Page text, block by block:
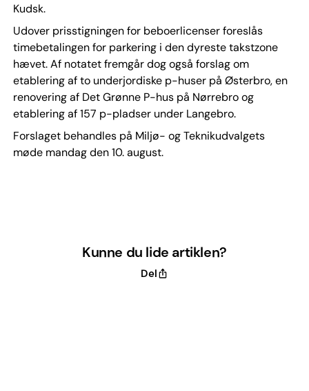
Kudsk.
Udover prisstigningen for beboerlicenser foreslås
timebetalingen for parkering i den dyreste takstzone
hævet. Af notatet fremgår dog også forslag om
etablering af to underjordiske p-huser på Østerbro, en
renovering af Det Grønne P-hus på Nørrebro og
etablering af 157 p-pladser under Langebro.
Forslaget behandles på Miljø- og Teknikudvalgets
møde mandag den 10. august.
Kunne du lide artiklen?
Del